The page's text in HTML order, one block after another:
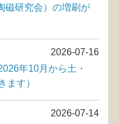
磁研究会）の増刷が
2026-07-16
年10月から土・
ます）
2026-07-14